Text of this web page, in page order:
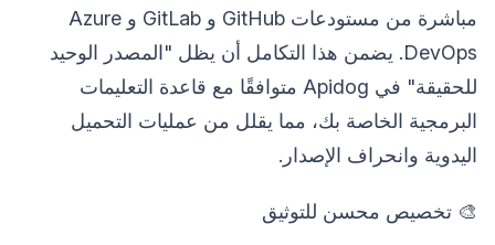
مباشرة من مستودعات GitHub و GitLab و Azure
DevOps. يضمن هذا التكامل أن يظل "المصدر الوحيد
للحقيقة" في Apidog متوافقًا مع قاعدة التعليمات
البرمجية الخاصة بك، مما يقلل من عمليات التحميل
اليدوية وانحراف الإصدار.
🎨 تخصيص محسن للتوثيق